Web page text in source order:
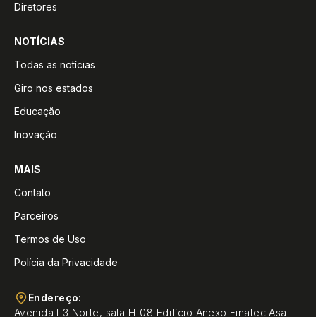
Diretores
NOTÍCIAS
Todas as notícias
Giro nos estados
Educação
Inovação
MAIS
Contato
Parceiros
Termos de Uso
Polícia da Privacidade
Endereço:
Avenida L3 Norte, sala H-08 Edifício Anexo Finatec Asa